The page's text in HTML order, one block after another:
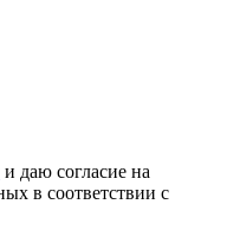
и даю согласие на
в соответствии с